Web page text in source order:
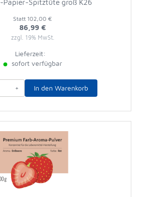
Papier-Spitztüte groß K26
Statt 102,00 €
86,99 €
zzgl. 19% MwSt.
Lieferzeit:
sofort verfügbar
+ In den Warenkorb